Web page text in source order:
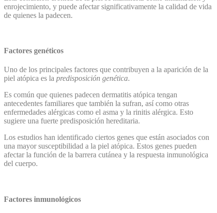
enrojecimiento, y puede afectar significativamente la calidad de vida
de quienes la padecen.
Factores genéticos
Uno de los principales factores que contribuyen a la aparición de la
piel atópica es la predisposición genética.
Es común que quienes padecen dermatitis atópica tengan
antecedentes familiares que también la sufran, así como otras
enfermedades alérgicas como el asma y la rinitis alérgica. Esto
sugiere una fuerte predisposición hereditaria.
Los estudios han identificado ciertos genes que están asociados con
una mayor susceptibilidad a la piel atópica. Estos genes pueden
afectar la función de la barrera cutánea y la respuesta inmunológica
del cuerpo.
Factores inmunológicos